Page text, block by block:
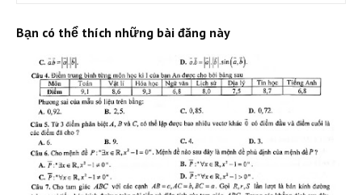
Bạn có thể thích những bài đăng này